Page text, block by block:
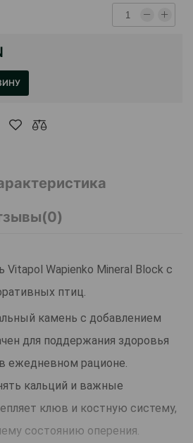
Wapienko Mineral Block с
птиц.
камень с добавлением
для поддержания здоровья
ежедневном рационе.
кальций и важные
клюв и костную систему,
состоянию оперения.